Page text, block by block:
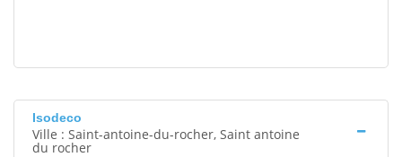
Isodeco
Ville : Saint-antoine-du-rocher, Saint antoine
du rocher